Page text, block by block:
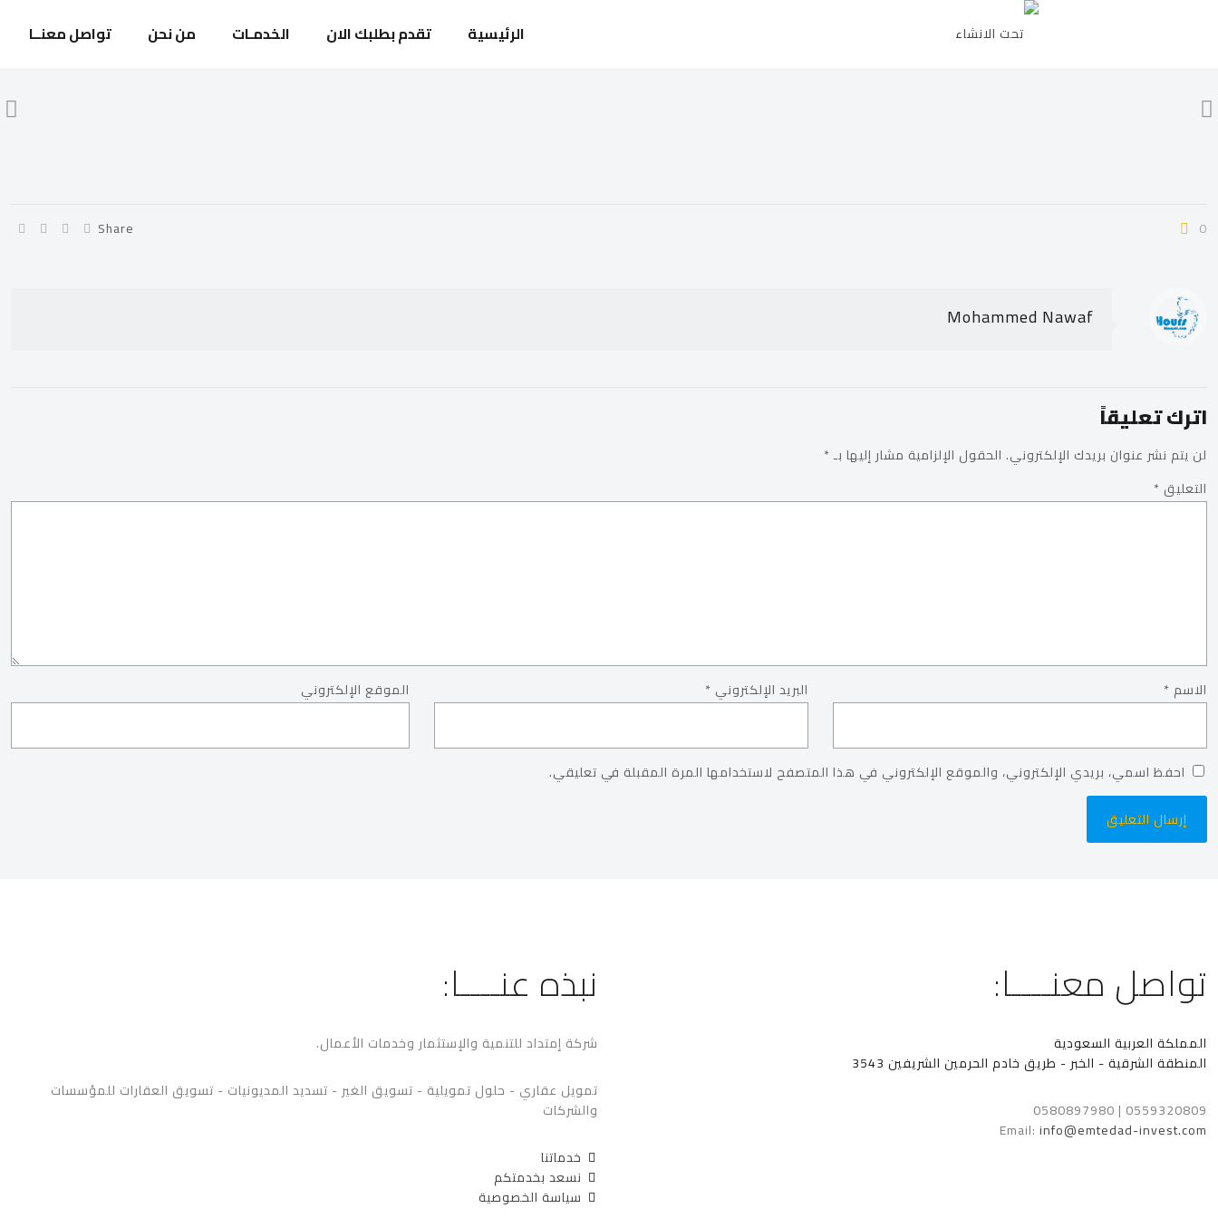
الرئيسية تقدم بطلبك الان الخدمـات من نحن تواصل معنــا
Share 0
Mohammed Nawaf
اترك تعليقاً
لن يتم نشر عنوان بريدك الإلكتروني. الحقول الإلزامية مشار إليها بـ*
التعليق *
الاسم * البريد الإلكتروني * الموقع الإلكتروني
احفظ اسمي، بريدي الإلكتروني، والموقع الإلكتروني في هذا المتصفح لاستخدامها المرة المقبلة في تعليقي.
تواصل معنــــا:
المملكة العربية السعودية
المنطقة الشرقية - الخبر - طريق خادم الحرمين الشريفين 3543
0559320809 | 0580897980
Email: info@emtedad-invest.com
نبذه عنــــا:
شركة إمتداد للتنمية والإستثمار وخدمات الأعمال.
تمويل عقاري - حلول تمويلية - تسويق الغير - تسديد المديونيات - تسويق العقارات للمؤسسات
والشركات
خدماتنا
نسعد بخدمتكم
سياسة الخصوصية